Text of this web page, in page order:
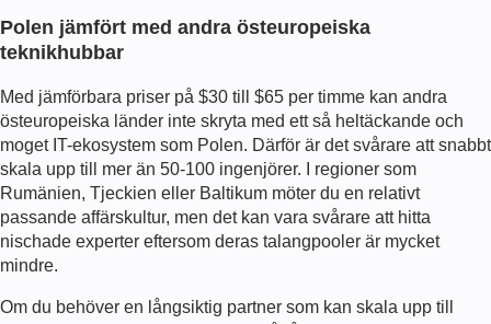
Polen jämfört med andra östeuropeiska
teknikhubbar
Med jämförbara priser på $30 till $65 per timme kan andra
östeuropeiska länder inte skryta med ett så heltäckande och
moget IT-ekosystem som Polen. Därför är det svårare att snabbt
skala upp till mer än 50-100 ingenjörer. I regioner som
Rumänien, Tjeckien eller Baltikum möter du en relativt
passande affärskultur, men det kan vara svårare att hitta
nischade experter eftersom deras talangpooler är mycket
mindre.
Om du behöver en långsiktig partner som kan skala upp till